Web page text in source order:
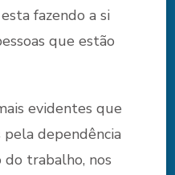
fazendo a si
que estão
evidentes que
pela dependência
do trabalho, nos